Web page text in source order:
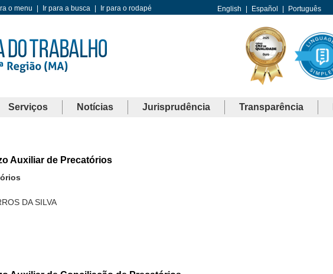
o menu Ir para a busca Ir para o rodapé English Español Português
Serviços Notícias Jurisprudência Transparência
Auxiliar de Precatórios
DA SILVA